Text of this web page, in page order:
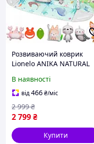
Розвиваючий коврик
Lionelo ANIKA NATURAL
В наявності
від466₴/міс
2 799₴
2 999 ₴
Купити